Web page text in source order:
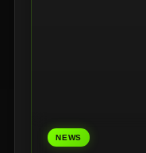
NEWS